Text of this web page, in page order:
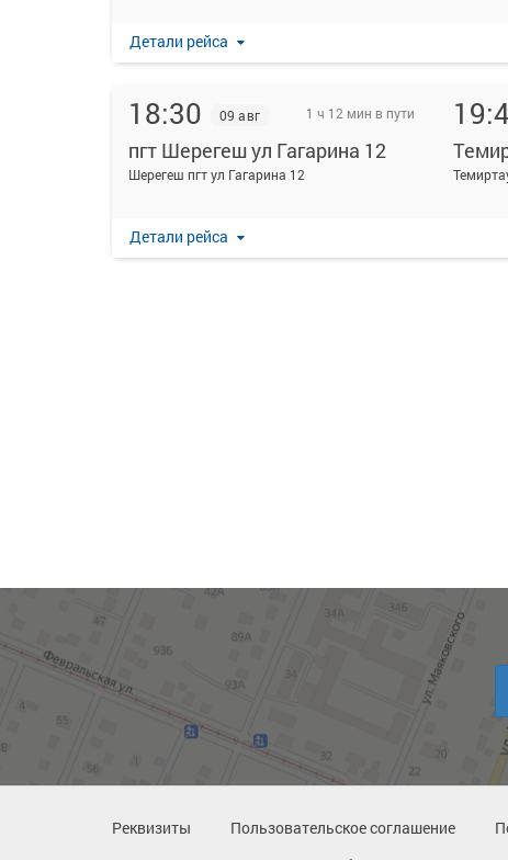
Детали рейса
18:30 09 авг 1 ч 12 мин в пути
пгт Шерегеш ул Гагарина 12
Шерегеш пгт ул Гагарина 12
Детали рейса
Реквизиты Пользовательское соглашение